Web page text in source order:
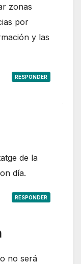
zonas
por
y las
RESPONDER
de la
día.
RESPONDER
no será